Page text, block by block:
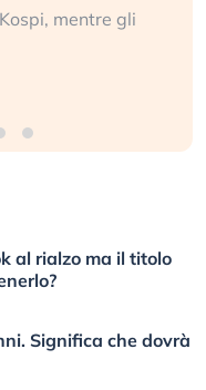
mentre gli
al rialzo ma il titolo
Significa che dovrà